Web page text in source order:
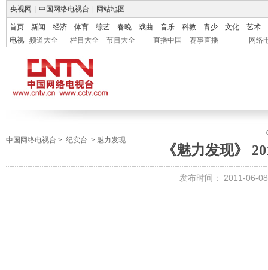
央视网 中国网络电视台 网站地图
首页 新闻 经济 体育 综艺 春晚 戏曲 音乐 科教 青少 文化
艺术
电视
频道大全 栏目大全 节目大全 直播中国 赛事直播 网络
中国网络电视台 > 纪实台 > 魅力发现
《魅力发现》
发布时间： 2011-06-